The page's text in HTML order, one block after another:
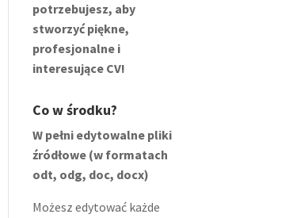
potrzebujesz, aby
stworzyć piękne,
profesjonalne i
interesujące CV!
Co w środku?
W pełni edytowalne pliki
źródłowe (w formatach
odt, odg, doc, docx)
Możesz edytować każde